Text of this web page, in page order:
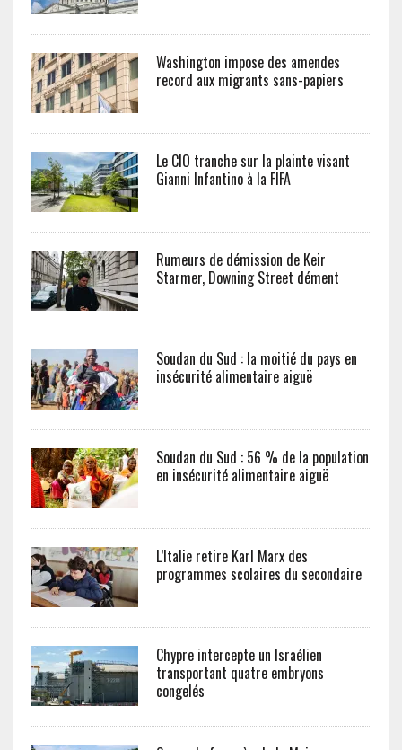
Washington impose des amendes
record aux migrants sans-papiers
Le CIO tranche sur la plainte visant
Gianni Infantino à la FIFA
Rumeurs de démission de Keir
Starmer, Downing Street dément
Soudan du Sud : la moitié du pays en
insécurité alimentaire aiguë
Soudan du Sud : 56 % de la population
en insécurité alimentaire aiguë
L’Italie retire Karl Marx des
programmes scolaires du secondaire
Chypre intercepte un Israélien
transportant quatre embryons
congelés